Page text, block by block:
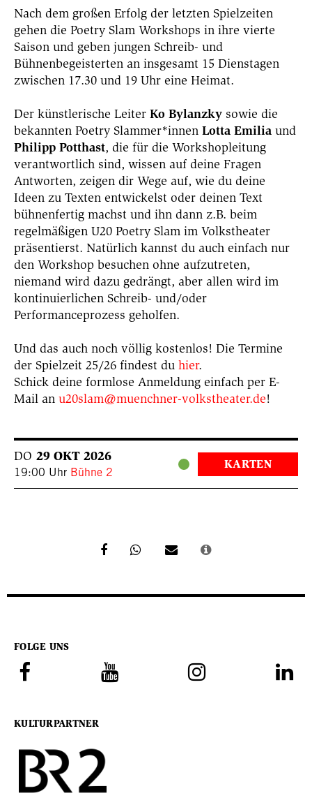
Nach dem großen Erfolg der letzten Spielzeiten
gehen die Poetry Slam Workshops in ihre vierte
Saison und geben jungen Schreib- und
Bühnenbegeisterten an insgesamt 15 Dienstagen
zwischen 17.30 und 19 Uhr eine Heimat.
Der künstlerische Leiter Ko Bylanzky sowie die
bekannten Poetry Slammer*innen Lotta Emilia und
Philipp Potthast, die für die Workshopleitung
verantwortlich sind, wissen auf deine Fragen
Antworten, zeigen dir Wege auf, wie du deine
Ideen zu Texten entwickelst oder deinen Text
bühnenfertig machst und ihn dann z.B. beim
regelmäßigen U20 Poetry Slam im Volkstheater
präsentierst. Natürlich kannst du auch einfach nur
den Workshop besuchen ohne aufzutreten,
niemand wird dazu gedrängt, aber allen wird im
kontinuierlichen Schreib- und/oder
Performanceprozess geholfen.
Und das auch noch völlig kostenlos! Die Termine
der Spielzeit 25/26 findest du hier.
Schick deine formlose Anmeldung einfach per E-
Mail an u20slam@muenchner-volkstheater.de!
DO 29 OKT 2026
19:00 Uhr Bühne 2
KARTEN
FOLGE UNS
KULTURPARTNER